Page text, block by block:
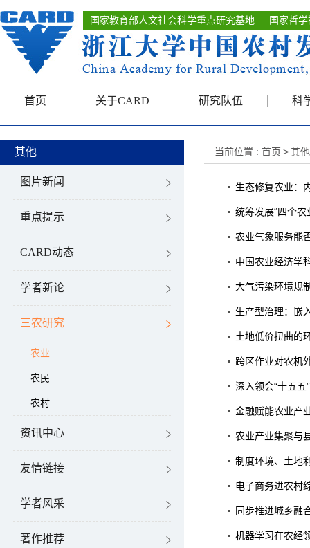
国家教育部人文社会科学重点研究基地 国家哲
首页 关于CARD 研究队伍 科
其他
图片新闻
重点提示
CARD动态
学者新论
三农研究
农业
农民
农村
资讯中心
友情链接
学者风采
著作推荐
当前位置 : 首页 >其他
生态修复农业：
统筹发展“四个
农业气象服务能
中国农业经济学
大气污染环境规
生产型治理：嵌
土地低价扭曲的
跨区作业对农机
深入领会“十五
金融赋能农业产
农业产业集聚与
制度环境、土地
电子商务进农村
同步推进城乡融
机器学习在农经